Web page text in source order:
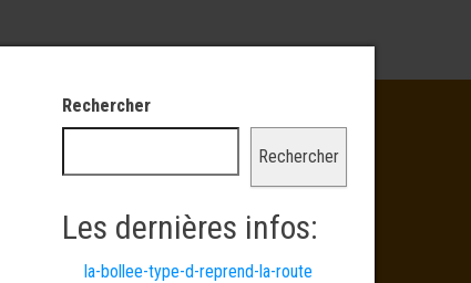
Rechercher
Rechercher
Les dernières infos:
la-bollee-type-d-reprend-la-route